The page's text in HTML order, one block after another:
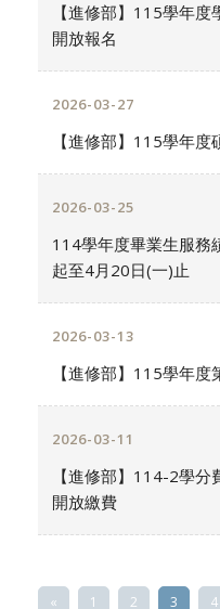
【進修部】115學年
開放報名
2026-03-27
【進修部】115學年
2026-03-25
114學年度畢業生服務
起至4月20日(一)止
2026-03-13
【進修部】115學年
2026-03-11
【進修部】114-2學
開放繳費
« 1 2 3 4